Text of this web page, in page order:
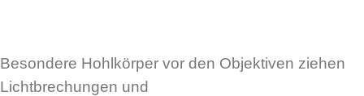
Besondere Hohlkörper vor den Objektiven ziehen
Lichtbrechungen und